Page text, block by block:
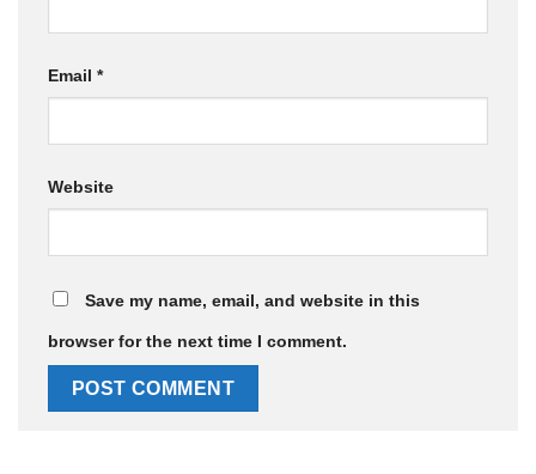
Email *
Website
Save my name, email, and website in this
browser for the next time I comment.